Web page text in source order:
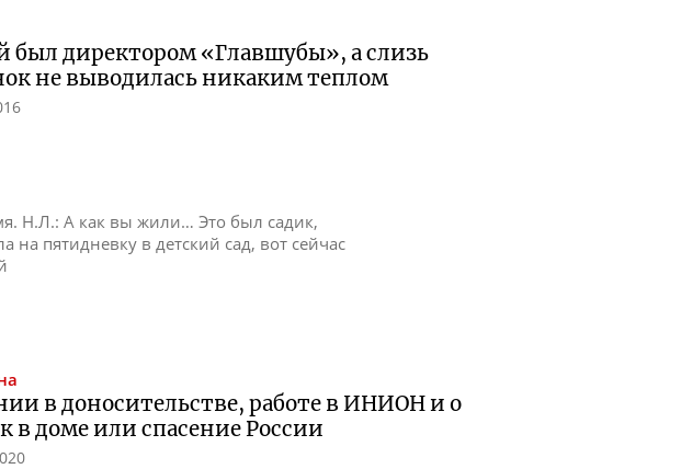
был директором «Главшубы», а слизь
не выводилась никаким теплом
Н.Л.: А как вы жили… Это был садик,
пятидневку в детский сад, вот сейчас
в доносительстве, работе в ИНИОН и о
в доме или спасение России